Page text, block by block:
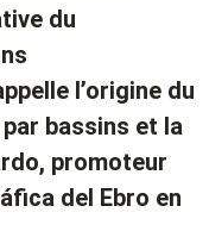
du
l’origine du
bassins et la
promoteur
del Ebro en